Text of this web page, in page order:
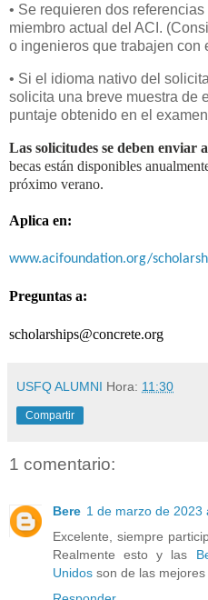
• Se requieren dos
miembro actual del ACI.
o ingenieros que trabajen con
• Si el idioma nativo del
solicita una breve muestra de
puntaje obtenido en el
Las solicitudes se deben enviar
becas están disponibles
próximo verano.
Aplica en:
www.acifoundation.org/
Preguntas a:
scholarships@concrete.org
USFQ ALUMNI Hora: 11:30
Compartir
1 comentario:
Bere 1 de marzo de 2023
Excelente, siempre
Realmente esto y las
Unidos son de las